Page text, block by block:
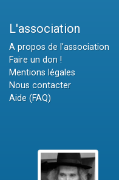
L'association
A propos de l'association
Faire un don !
Mentions légales
Nous contacter
Aide (FAQ)